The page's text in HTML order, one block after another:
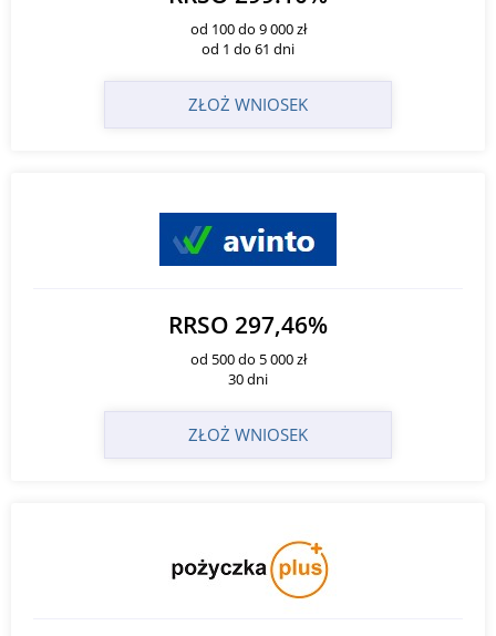
od 100 do 9 000 zł
od 1 do 61 dni
ZŁOŻ WNIOSEK
RRSO 297,46%
od 500 do 5 000 zł
30 dni
ZŁOŻ WNIOSEK